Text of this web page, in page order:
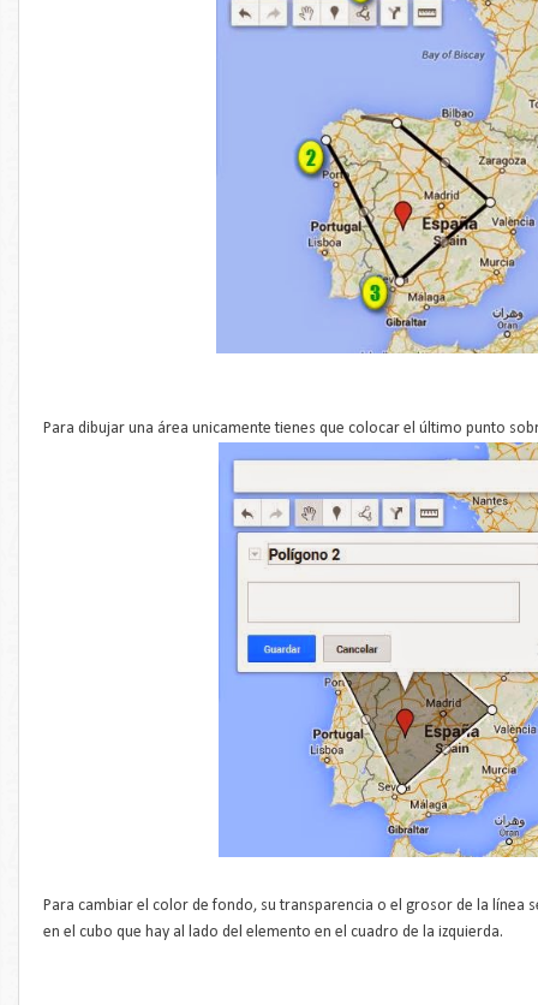
Para dibujar una área unicamente tienes que colocar el último punto
Para cambiar el color de fondo, su transparencia o el grosor de la línea
en el cubo que hay al lado del elemento en el cuadro de la izquierda.